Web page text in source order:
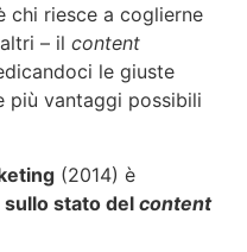
chi riesce a coglierne
– il content
le giuste
più vantaggi possibili
(2014) è
sullo stato del content